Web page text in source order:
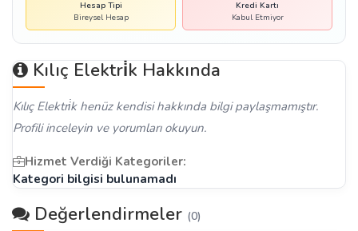
Hesap Tipi
Bireysel Hesap
Kredi Kartı
Kabul Etmiyor
Kılıç Elektri̇k Hakkında
Kılıç Elektri̇k henüz kendisi hakkında bilgi paylaşmamıştır.
Profili inceleyin ve yorumları okuyun.
Hizmet Verdiği Kategoriler:
Kategori bilgisi bulunamadı
Değerlendirmeler (0)